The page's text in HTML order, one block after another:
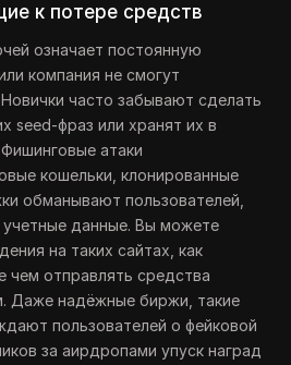
к потере средств
означает постоянную
компания не смогут
часто забывают сделать
seed-фраз или хранят их в
атаки
кошельки, клонированные
обманывают пользователей,
учетные данные. Вы можете
на таких сайтах, как
чем отправлять средства
Даже надёжные биржи, такие
пользователей о фейковой
за аирдропами упуск наград